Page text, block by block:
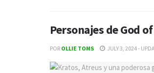
Personajes de God
POR OLLIE TOMS JULY 3, 2024 -